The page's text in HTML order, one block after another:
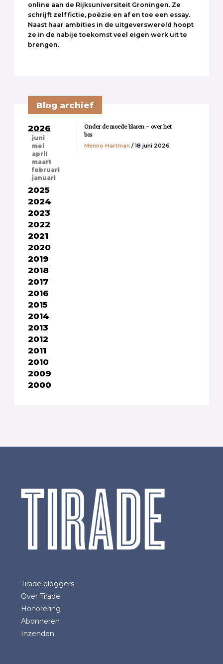
online aan de Rijksuniversiteit Groningen. Ze
schrijft zelf fictie, poëzie en af en toe een essay.
Naast haar ambities in de uitgeverswereld hoopt
ze in de nabije toekomst veel eigen werk uit te
brengen.
Blog archief
2026
juni
mei
april
maart
februari
januari
2025
2024
2023
2022
2021
2020
2019
2018
2017
2016
2015
2014
2013
2012
2011
2010
2009
2000
Onder de moede blaren – over het
bos
Menno Hartman / 18 juni 2026
Tirade bloggers
Over Tirade
Honorering
Abonneren
Inzenden